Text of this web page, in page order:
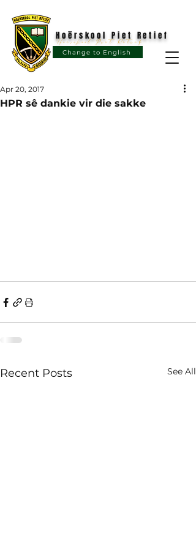
Change to English
Hoërskool Piet Retief
Hoërskool Piet Retief
HPR sê dankie vir die sakke
Apr 20, 2017
Recent Posts See All